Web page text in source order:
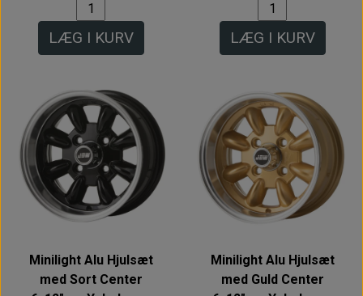
LÆG I KURV LÆG I KURV
Minilight Alu Hjulsæt
med Sort Center
Minilight Alu Hjulsæt
med Guld Center